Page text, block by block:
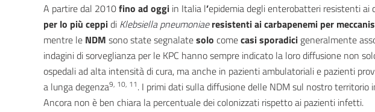
A partire dal 2010fino ad oggi in Italia l’epidemia degli enterobatteri resistenti ai
per lo più ceppidi Klebsiella pneumoniae resistenti ai carbapenemi per
mentre le NDM sono state segnalatesolo comecasi sporadici generalmente
indagini di sorveglianza per le KPC hanno sempre indicato la loro diffusione non
ospedali ad alta intensità di cura, ma anche in pazienti ambulatoriali e pazienti
a lunga degenza9, 10, 11. I primi dati sulla diffusione delle NDM sul nostro territorio
Ancora non è ben chiara la percentuale dei colonizzati rispetto ai pazienti infetti.